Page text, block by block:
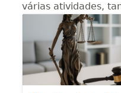
várias atividades,